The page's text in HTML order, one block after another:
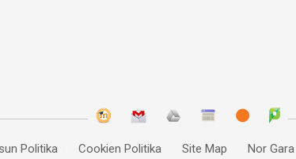
Politika Cookien Politika Site Map Nor Gara